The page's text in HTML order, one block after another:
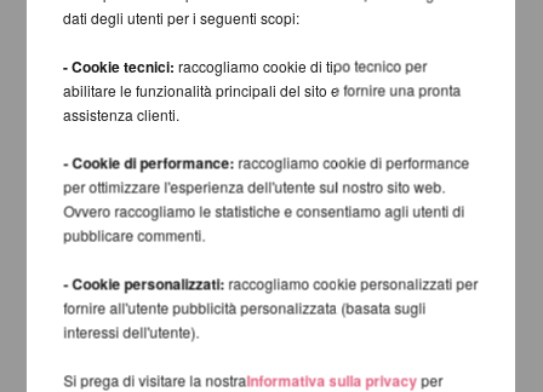
dati degli utenti per i seguenti scopi:
- Cookie tecnici: raccogliamo cookie di tipo tecnico per
abilitare le funzionalità principali del sito e fornire una pronta
assistenza clienti.
- Cookie di performance: raccogliamo cookie di performance
per ottimizzare l'esperienza dell'utente sul nostro sito web.
Ovvero raccogliamo le statistiche e consentiamo agli utenti di
pubblicare commenti.
- Cookie personalizzati: raccogliamo cookie personalizzati per
fornire all'utente pubblicità personalizzata (basata sugli
interessi dell'utente).
Si prega di visitare la nostraInformativa sulla privacyper